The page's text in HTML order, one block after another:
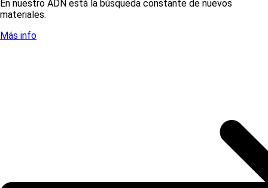
En nuestro ADN está la búsqueda constante de nuevos
materiales.
Más info